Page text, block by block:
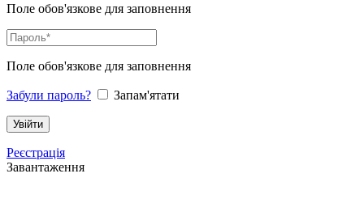
Поле обов'язкове для заповнення
Поле обов'язкове для заповнення
Забули пароль? Запам'ятати
Реєстрація
Завантаження